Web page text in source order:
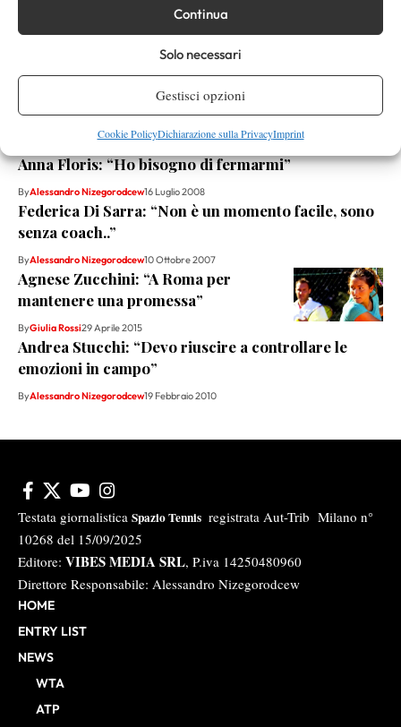
Continua
Solo necessari
Gestisci opzioni
Cookie PolicyDichiarazione sulla PrivacyImprint
Youtube
RELATED NEWS
Anna Floris: “Ho bisogno di fermarmi”
ByAlessandro Nizegorodcew16 Luglio 2008
Federica Di Sarra: “Non è un momento facile, sono
senza coach..”
ByAlessandro Nizegorodcew10 Ottobre 2007
Agnese Zucchini: “A Roma per
mantenere una promessa”
ByGiulia Rossi29 Aprile 2015
Andrea Stucchi: “Devo riuscire a controllare le
emozioni in campo”
ByAlessandro Nizegorodcew19 Febbraio 2010
Testata giornalistica Spazio Tennis registrata Aut-Trib Milano n°
10268 del 15/09/2025
Editore: VIBES MEDIA SRL, P.iva 14250480960
Direttore Responsabile: Alessandro Nizegorodcew
HOME
ENTRY LIST
NEWS
WTA
ATP